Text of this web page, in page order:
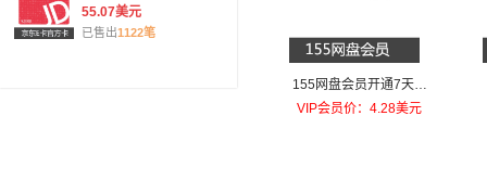
55.07美元
已售出1122笔
155网盘会员开通7天VI
P
VIP会员价：4.28美元